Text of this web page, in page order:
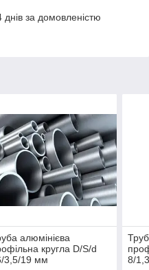
за домовленістю
алюмінієва
кругла D/S/d
3,5/19 мм
8/